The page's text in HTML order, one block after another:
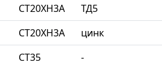
СТ20ХН3А ТД5
СТ20ХН3А цинк
СТ35 -